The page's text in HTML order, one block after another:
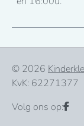
© 2026
KvK: 62271377
Volg ons op: